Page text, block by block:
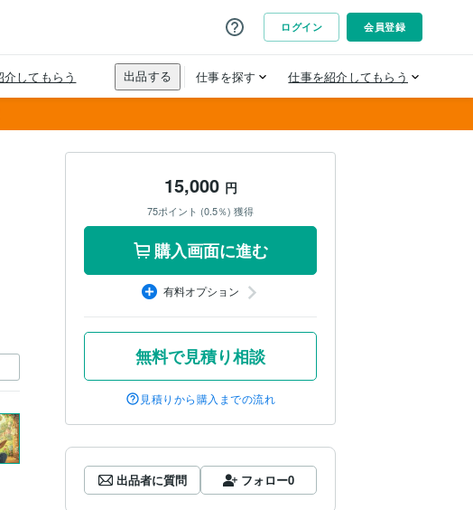
15,000 円
75ポイント (0.5％) 獲得
購入画面に進む
有料オプション
無料で見積り相談
見積りから購入までの流れ
出品者に質問 フォロー0